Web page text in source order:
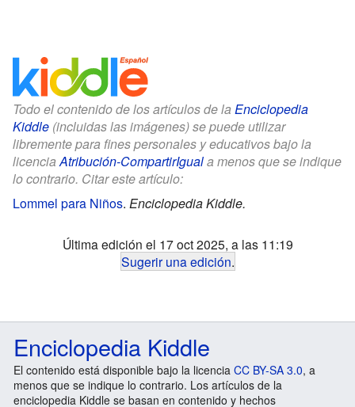
Todo el contenido de los artículos de la Enciclopedia
Kiddle (incluidas las imágenes) se puede utilizar
libremente para fines personales y educativos bajo la
licenciaAtribución-CompartirIguala menos que se indique
lo contrario. Citar este artículo:
Lommel para Niños. Enciclopedia Kiddle.
Última edición el 17 oct 2025, a las 11:19
Sugerir una edición.
Enciclopedia Kiddle
El contenido está disponible bajo la licencia CC BY-SA 3.0, a
menos que se indique lo contrario. Los artículos de la
enciclopedia Kiddle se basan en contenido y hechos